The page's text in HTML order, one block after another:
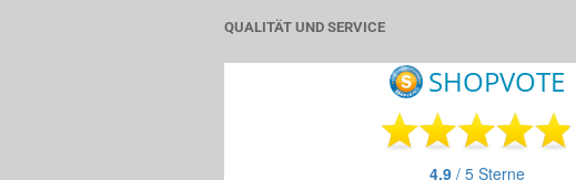
QUALITÄT UND SERVICE